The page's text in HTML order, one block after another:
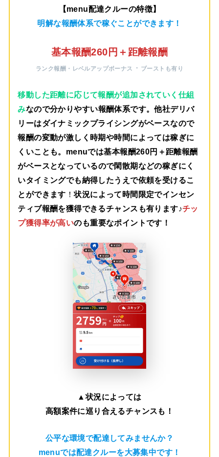
【menu配達クルーの特徴】
明解な報酬体系で稼ぐことができます！
基本報酬260円＋距離報酬
ランク報酬・レベルアップボーナス ・ ブーストも有り
移動した距離に応じて報酬が追加されていく仕組
みなので分かりやすい報酬体系です。他社デリバ
リーはダイナミックプライシングがベースなので
報酬の変動が激しく時期や時間によっては稼ぎに
くいことも。menuでは基本報酬260円＋距離報酬
がベースとなっているので閑散期などの稼ぎにく
いタイミングでも納得したうえで依頼を受けるこ
とができます ！状況によって時間限定でインセン
ティブ報酬を獲得できるチャンスも有ります♪チッ
プ獲得率が高いのも重要なポイントです！
▲状況によっては
高額案件に巡り合えるチャンスも！
公平な環境で配達してみませんか？
menuでは配達クルーを大募集中です！